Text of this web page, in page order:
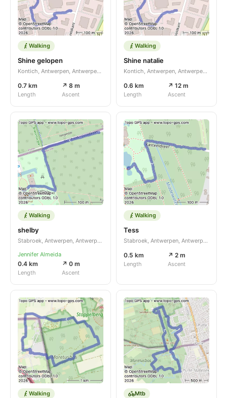
Walking
Shine gelopen
Kontich, Antwerpen, Antwerpen, BE
0.7 km
Length
↗ 8 m
Ascent
Walking
Shine natalie
Kontich, Antwerpen, Antwerpen, BE
0.6 km
Length
↗ 12 m
Ascent
Walking
shelby
Stabroek, Antwerpen, Antwerpen, BE
Jennifer Almeida
0.4 km
Length
↗ 0 m
Ascent
Walking
Tess
Stabroek, Antwerpen, Antwerpen, BE
0.5 km
Length
↗ 2 m
Ascent
Walking Mtb